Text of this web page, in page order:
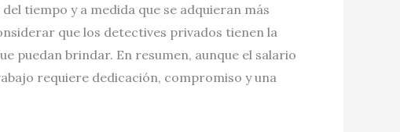
tiempo y a medida que se adquieran más
que los detectives privados tienen la
puedan brindar. En resumen, aunque el salario
requiere dedicación, compromiso y una